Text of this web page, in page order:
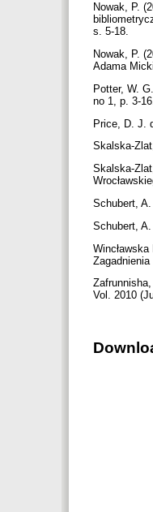
Nowak, P.
s. 5-18.
Nowak, P.
Adama
Potter, W.
no 1, p. 3-16.
Price, D. J.
Skalska-
Skalska-
Schubert,
Schubert,
Vol. 2010